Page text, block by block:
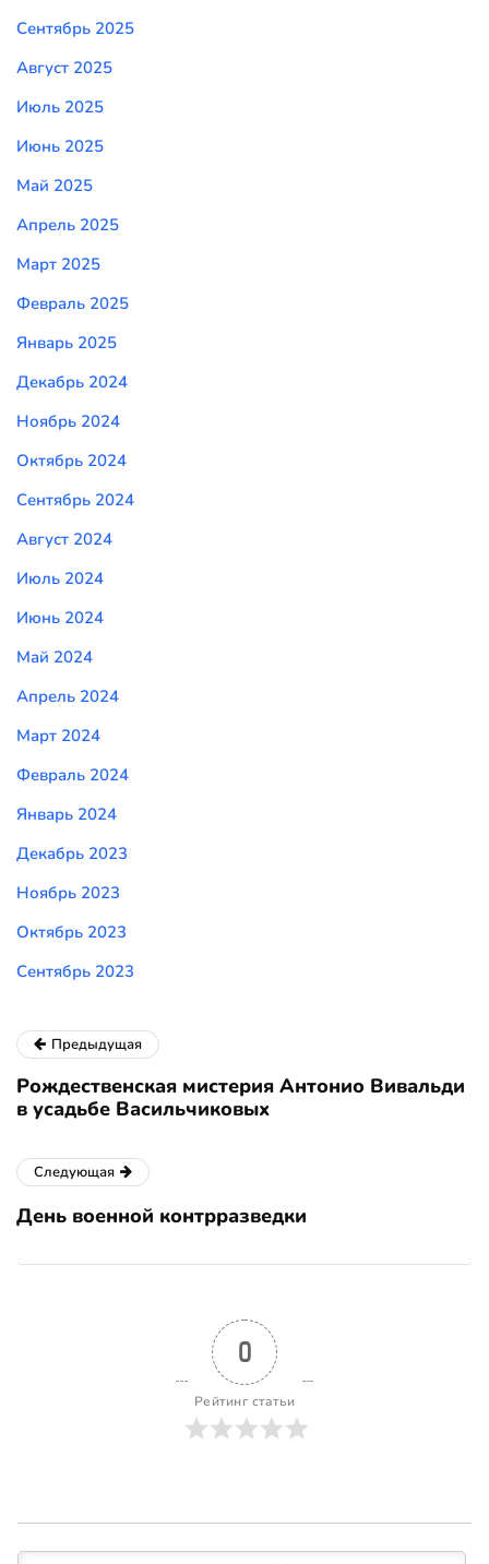
Сентябрь 2025
Август 2025
Июль 2025
Июнь 2025
Май 2025
Апрель 2025
Март 2025
Февраль 2025
Январь 2025
Декабрь 2024
Ноябрь 2024
Октябрь 2024
Сентябрь 2024
Август 2024
Июль 2024
Июнь 2024
Май 2024
Апрель 2024
Март 2024
Февраль 2024
Январь 2024
Декабрь 2023
Ноябрь 2023
Октябрь 2023
Сентябрь 2023
Предыдущая
Рождественская мистерия Антонио Вивальди
в усадьбе Васильчиковых
Следующая
День военной контрразведки
0
Рейтинг статьи